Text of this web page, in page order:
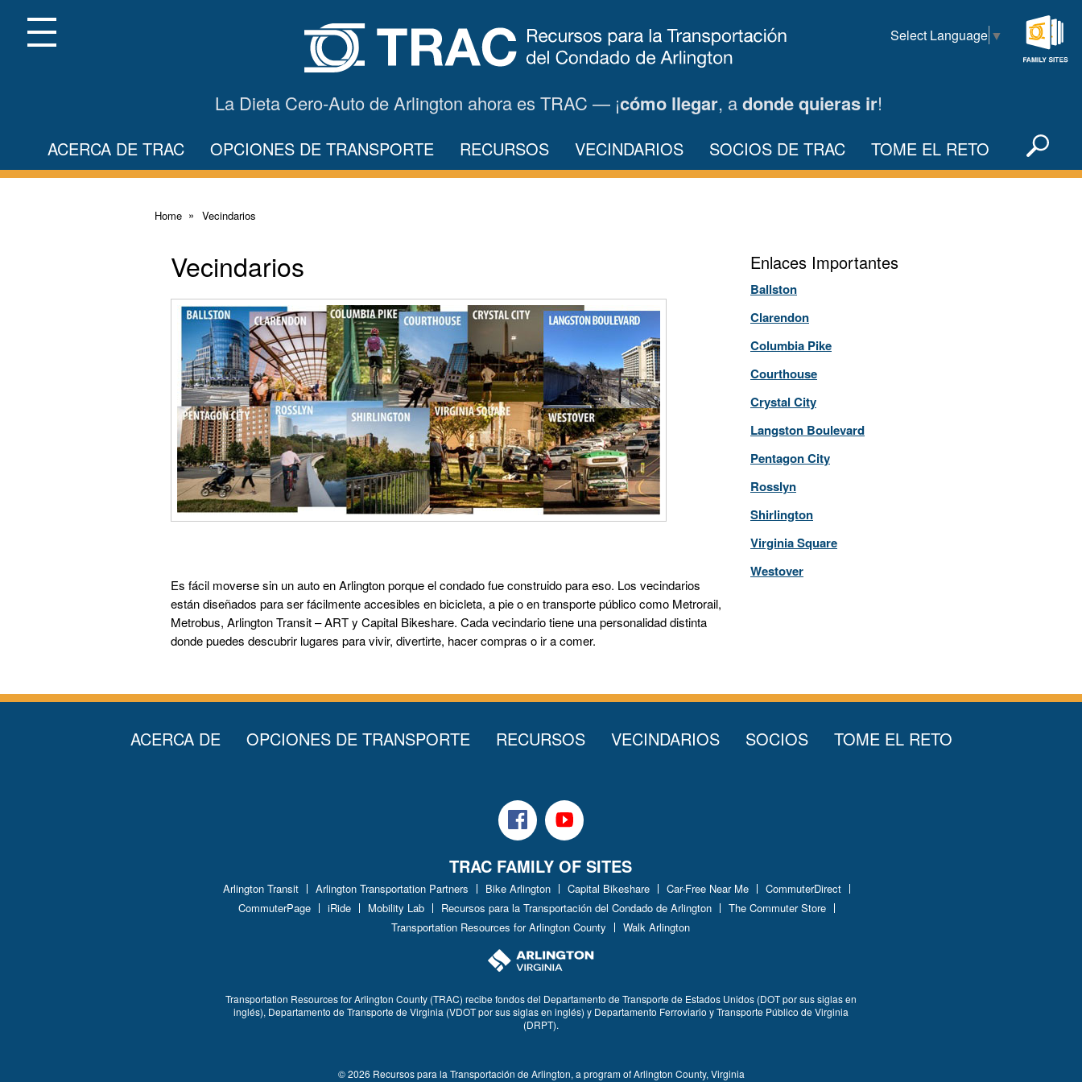
Main
ContentMenu Select Language ▼
La Dieta Cero-Auto de Arlington ahora es TRAC — ¡cómo llegar, adonde quieras ir!
ACERCA DE TRAC OPCIONES DE TRANSPORTE RECURSOS VECINDARIOS SOCIOS DE TRAC TOME EL RETO X
Home Vecindarios
Vecindarios
Es fácil moverse sin un auto en Arlington porque el condado fue construido para eso. Los vecindarios
están diseñados para ser fácilmente accesibles en bicicleta, a pie o en transporte público como Metrorail,
Metrobus, Arlington Transit – ART y Capital Bikeshare. Cada vecindario tiene una personalidad distinta
donde puedes descubrir lugares para vivir, divertirte, hacer compras o ir a comer.
Enlaces Importantes
Ballston
Clarendon
Columbia Pike
Courthouse
Crystal City
Langston Boulevard
Pentagon City
Rosslyn
Shirlington
Virginia Square
Westover
ACERCA DE OPCIONES DE TRANSPORTE RECURSOS VECINDARIOS SOCIOS TOME EL RETO
FacebookYoutube
TRAC FAMILY OF SITES
Arlington Transit Arlington Transportation Partners Bike Arlington Capital Bikeshare Car-Free Near Me
CommuterDirect
CommuterPage
iRide Mobility Lab Recursos para la Transportación del Condado de Arlington
The Commuter Store
Transportation Resources for Arlington County
Walk Arlington
Transportation Resources for Arlington County (TRAC) recibe fondos del Departamento de Transporte de Estados Unidos (DOT por sus siglas en
inglés), Departamento de Transporte de Virginia (VDOT por sus siglas en inglés) y Departamento Ferroviario y Transporte Público de Virginia
(DRPT).
© 2026 Recursos para la Transportación de Arlington, a program of Arlington County, Virginia